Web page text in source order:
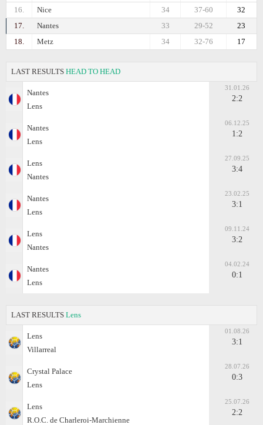
16.
Nice 32
37-60
34
17.
Nantes 23
29-52
33
18.
Metz 17
32-76
34
LAST RESULTS HEAD TO HEAD
Nantes
Lens
31.01.26
2:2
Nantes
Lens
06.12.25
1:2
Lens
Nantes
27.09.25
3:4
Nantes
Lens
23.02.25
3:1
Lens
Nantes
09.11.24
3:2
Nantes
Lens
04.02.24
0:1
LAST RESULTS Lens
Lens
Villarreal
01.08.26
3:1
Crystal Palace
Lens
28.07.26
0:3
Lens
R.O.C. de Charleroi-Marchienne
25.07.26
2:2